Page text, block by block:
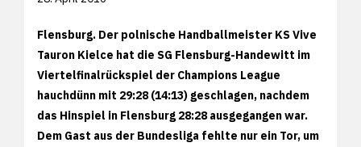
Flensburg. Der polnische Handballmeister KS Vive
Tauron Kielce hat die SG Flensburg-Handewitt im
Viertelfinalrückspiel der Champions League
hauchdünn mit 29:28 (14:13) geschlagen, nachdem
das Hinspiel in Flensburg 28:28 ausgegangen war.
Dem Gast aus der Bundesliga fehlte nur ein Tor, um